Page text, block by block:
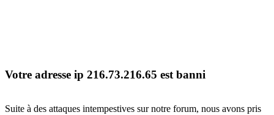
Votre adresse ip 216.73.216.65 est banni
Suite à des attaques intempestives sur notre forum, nous avons pris